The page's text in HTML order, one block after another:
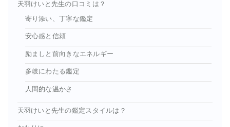
天羽けいと先生の口コミは？
寄り添い、丁寧な鑑定
安心感と信頼
励ましと前向きなエネルギー
多岐にわたる鑑定
人間的な温かさ
天羽けいと先生の鑑定スタイルは？